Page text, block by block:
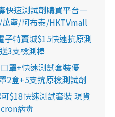
快速測試劑購買平台一
寧/阿布泰/HKTVmall
子特賣城$15快速抗原測
3支檢測棒
罩+快速測試套裝優
2盒+5支抗原檢測試劑
$18快速測試套裝 現貨
病毒